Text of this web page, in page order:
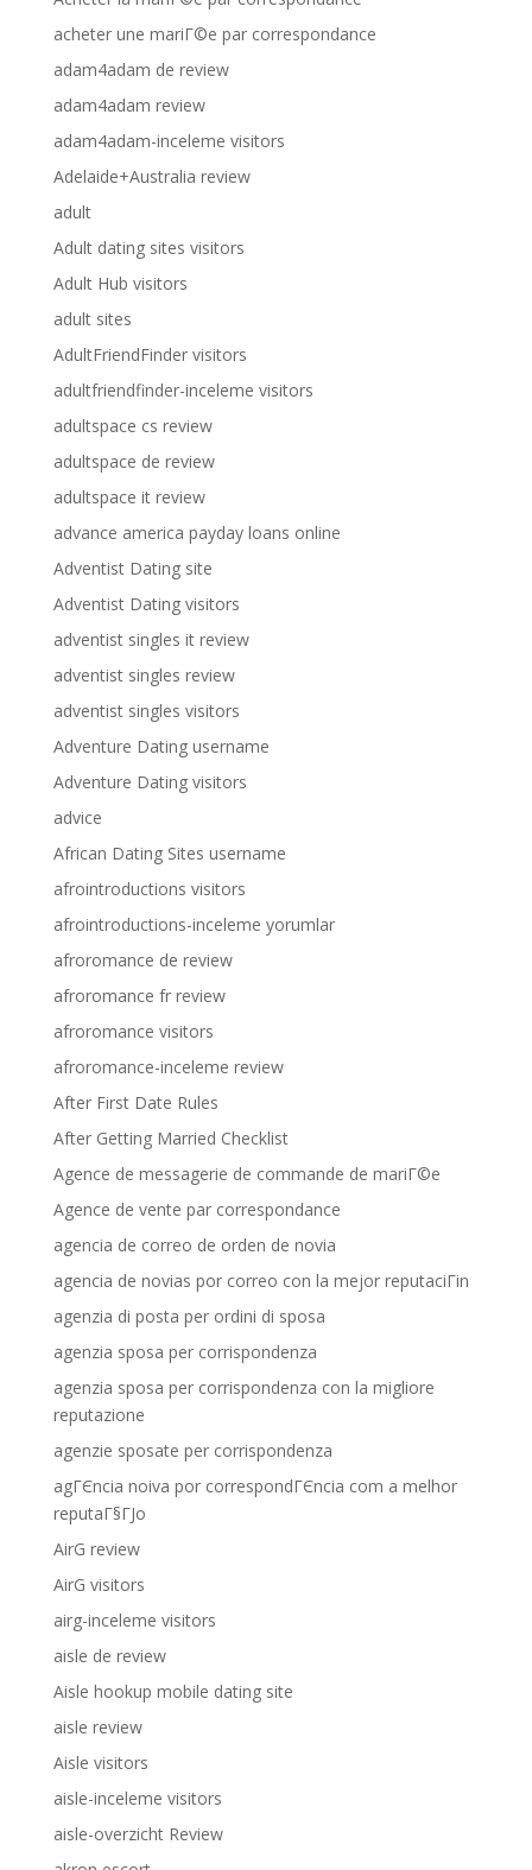
acheter une mariГ©e par correspondance
adam4adam de review
adam4adam review
adam4adam-inceleme visitors
Adelaide+Australia review
adult
Adult dating sites visitors
Adult Hub visitors
adult sites
AdultFriendFinder visitors
adultfriendfinder-inceleme visitors
adultspace cs review
adultspace de review
adultspace it review
advance america payday loans online
Adventist Dating site
Adventist Dating visitors
adventist singles it review
adventist singles review
adventist singles visitors
Adventure Dating username
Adventure Dating visitors
advice
African Dating Sites username
afrointroductions visitors
afrointroductions-inceleme yorumlar
afroromance de review
afroromance fr review
afroromance visitors
afroromance-inceleme review
After First Date Rules
After Getting Married Checklist
Agence de messagerie de commande de mariГ©e
Agence de vente par correspondance
agencia de correo de orden de novia
agencia de novias por correo con la mejor reputaciГіn
agenzia di posta per ordini di sposa
agenzia sposa per corrispondenza
agenzia sposa per corrispondenza con la migliore
reputazione
agenzie sposate per corrispondenza
agГЄncia noiva por correspondГЄncia com a melhor
reputaГ§ГЈo
AirG review
AirG visitors
airg-inceleme visitors
aisle de review
Aisle hookup mobile dating site
aisle review
Aisle visitors
aisle-inceleme visitors
aisle-overzicht Review